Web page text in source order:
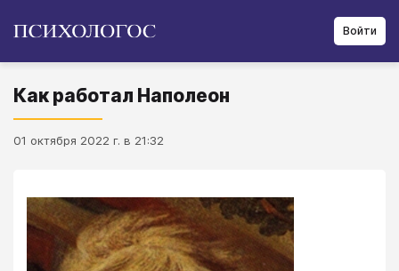
Войти
Как работал Наполеон
01 октября 2022 г. в 21:32